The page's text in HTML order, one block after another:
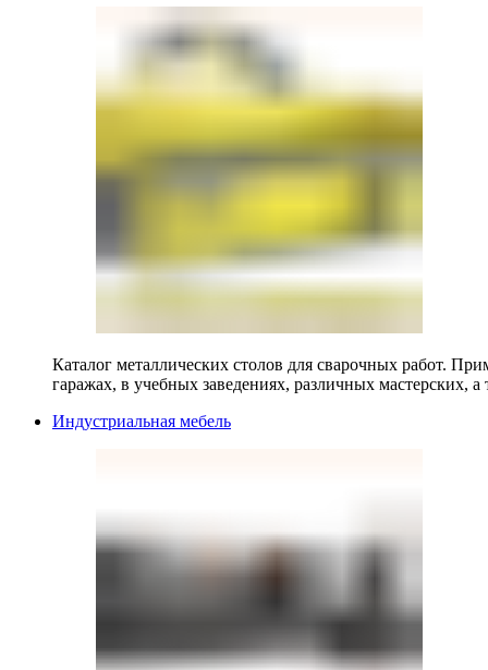
Каталог металлических столов для сварочных работ.
гаражах, в учебных заведениях, различных мастерских, а
Индустриальная мебель